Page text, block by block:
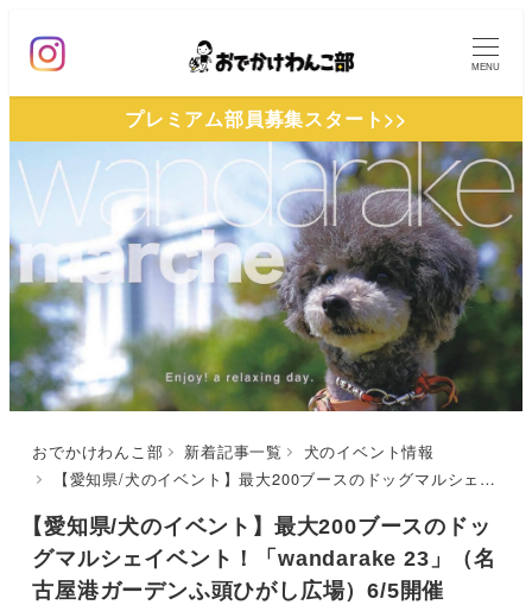
ン
ン
テ
ツ
へ
動
MENU
プレミアム部員募集スタート>>
おでかけわんこ部 新着記事一覧
犬のイベント情報
【愛知県/犬のイベント】最大200ブースのドッグマルシェイベント！「wandarake​ 23」（名古屋港ガーデンふ頭ひがし広場）6/5開催
【愛知県/犬のイベント】最大200ブースのドッ
グマルシェイベント！「wandarake​ 23」（名
古屋港ガーデンふ頭ひがし広場）6/5開催